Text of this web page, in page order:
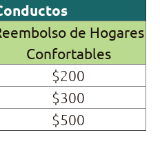
de Hogares
Confortables
$200
$300
$500